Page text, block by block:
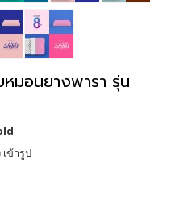
มอนยางพารา รุ่น
ข้ารูป